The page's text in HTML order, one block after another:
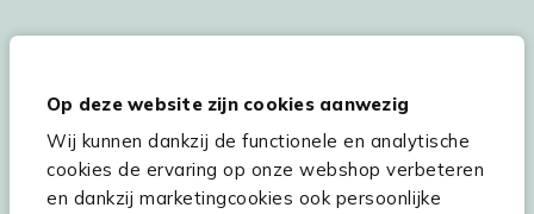
Op deze website zijn cookies aanwezig
Wij kunnen dankzij de functionele en analytische
cookies de ervaring op onze webshop verbeteren
en dankzij marketingcookies ook persoonlijke
Hulp & service
Assortiment
Kees Smit Tuinmeubelen